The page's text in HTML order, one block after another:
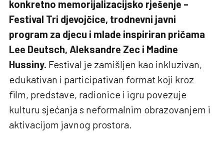
konkretno memorijalizacijsko rješenje –
Festival Tri djevojčice, trodnevni javni
program za djecu i mlade inspiriran pričama
Lee Deutsch, Aleksandre Zec i Madine
Hussiny. Festival je zamišljen kao inkluzivan,
edukativan i participativan format koji kroz
film, predstave, radionice i igru povezuje
kulturu sjećanja s neformalnim obrazovanjem i
aktivacijom javnog prostora.